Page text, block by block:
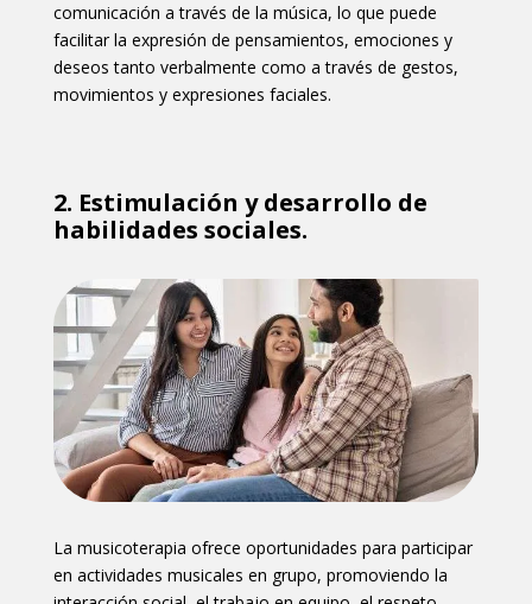
comunicación a través de la música, lo que puede
facilitar la expresión de pensamientos, emociones y
deseos tanto verbalmente como a través de gestos,
movimientos y expresiones faciales.
2. Estimulación y desarrollo de
habilidades sociales.
La musicoterapia ofrece oportunidades para participar
en actividades musicales en grupo, promoviendo la